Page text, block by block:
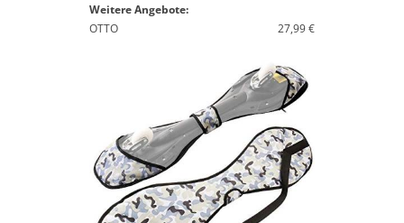
Weitere Angebote:
OTTO
27,99 €